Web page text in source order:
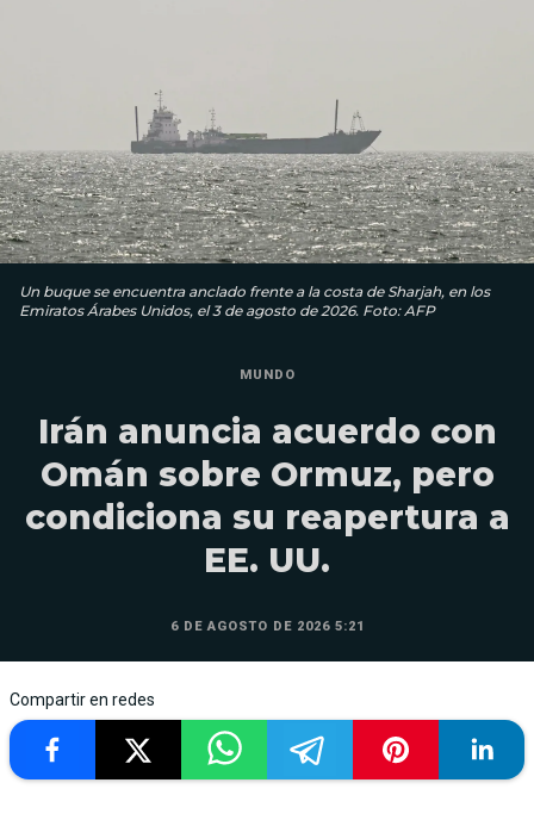
Un buque se encuentra anclado frente a la costa de Sharjah, en los
Emiratos Árabes Unidos, el 3 de agosto de 2026. Foto: AFP
MUNDO
Irán anuncia acuerdo con
Omán sobre Ormuz, pero
condiciona su reapertura a
EE. UU.
6 DE AGOSTO DE 2026 5:21
Compartir en redes